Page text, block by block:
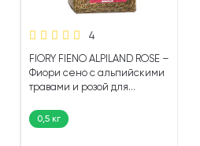
4
FIORY FIENO ALPILAND ROSE –
Фиори сено с альпийскими
травами и розой для
0,5 кг